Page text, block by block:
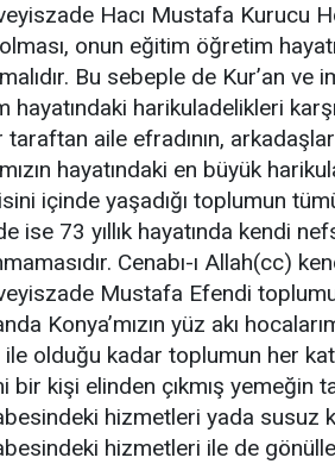
Hacı Mustafa Kurucu
onun eğitim öğretim
Bu sebeple de Kur’an
hayatındaki harikuladelikleri
taraftan aile efradının,
hayatındaki en büyük
içinde yaşadığı toplumun
ise 73 yıllık hayatında kendi
Cenabı-ı Allah(cc)
Mustafa Efendi
Konya’mızın yüz akı
ile olduğu kadar toplumun her
bir kişi elinden çıkmış yemeğin
hizmetleri yada susuz
hizmetleri ile de